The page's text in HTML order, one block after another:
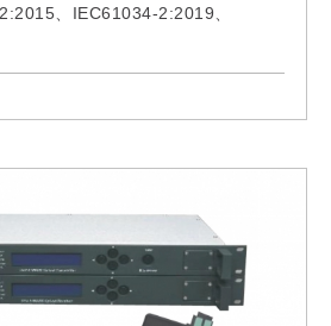
、IEC61034-2:2019、